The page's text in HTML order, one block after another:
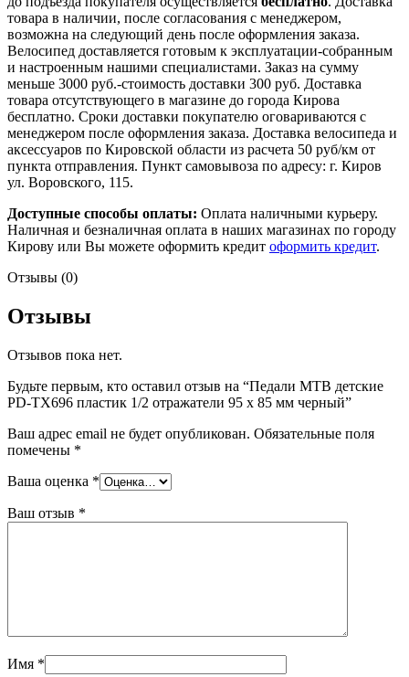
товара в наличии, после согласования с менеджером,
возможна на следующий день после оформления заказа.
Велосипед доставляется готовым к эксплуатации-собранным
и настроенным нашими специалистами. Заказ на сумму
меньше 3000 руб.-стоимость доставки 300 руб. Доставка
товара отсутствующего в магазине до города Кирова
бесплатно. Сроки доставки покупателю оговариваются с
менеджером после оформления заказа. Доставка велосипеда и
аксессуаров по Кировской области из расчета 50 руб/км от
пункта отправления. Пункт самовывоза по адресу: г. Киров
ул. Воровского, 115.
Доступные способы оплаты: Оплата наличными курьеру.
Наличная и безналичная оплата в наших магазинах по городу
Кирову или Вы можете оформить кредит оформить кредит.
Отзывы (0)
Отзывы
Отзывов пока нет.
Будьте первым, кто оставил отзыв на “Педали МТВ детские
PD-TX696 пластик 1/2 отражатели 95 х 85 мм черный”
Ваш адрес email не будет опубликован. Обязательные поля
помечены *
Ваша оценка *
Ваш отзыв *
Имя *